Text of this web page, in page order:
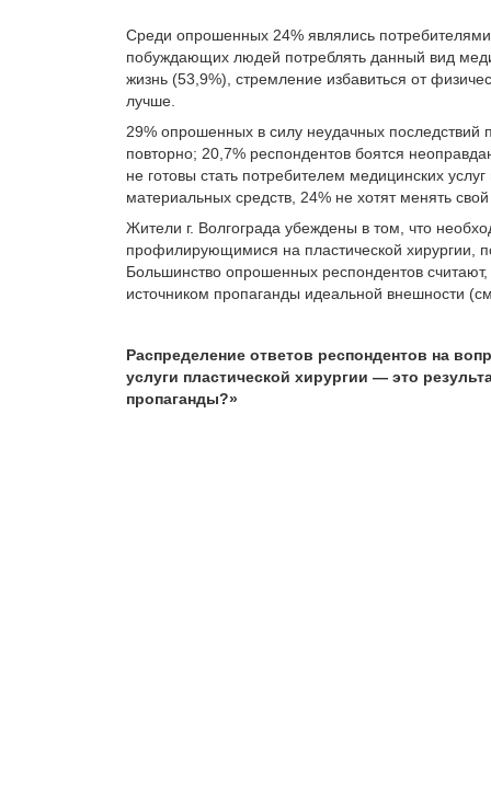
Среди опрошенных 24% являлись потребителями
побуждающих людей потреблять данный вид
жизнь (53,9%), стремление избавиться от
лучше.
29% опрошенных в силу неудачных последствий
повторно; 20,7% респондентов боятся
не готовы стать потребителем медицинских
материальных средств, 24% не хотят менять
Жители г. Волгограда убеждены в том, что
профилирующимися на пластической хирургии,
Большинство опрошенных респондентов
источником пропаганды идеальной внешности
Распределение ответов респондентов на
услуги пластической хирургии — это
пропаганды?»